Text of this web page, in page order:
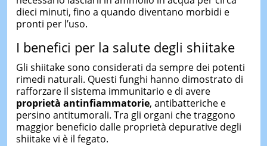
dieci minuti, fino a quando diventano morbidi e
pronti per l’uso.
I benefici per la salute degli shiitake
Gli shiitake sono considerati da sempre dei potenti
rimedi naturali. Questi funghi hanno dimostrato di
rafforzare il sistema immunitario e di avere
proprietà antinfiammatorie, antibatteriche e
persino antitumorali. Tra gli organi che traggono
maggior beneficio dalle proprietà depurative degli
shiitake vi è il fegato.